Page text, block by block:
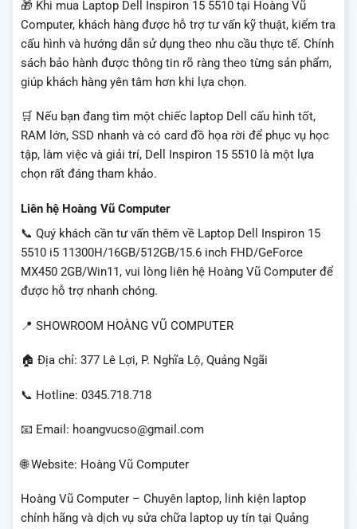
🎁 Khi mua Laptop Dell Inspiron 15 5510 tại Hoàng Vũ
Computer, khách hàng được hỗ trợ tư vấn kỹ thuật, kiểm tra
cấu hình và hướng dẫn sử dụng theo nhu cầu thực tế. Chính
sách bảo hành được thông tin rõ ràng theo từng sản phẩm,
giúp khách hàng yên tâm hơn khi lựa chọn.
🛒 Nếu bạn đang tìm một chiếc laptop Dell cấu hình tốt,
RAM lớn, SSD nhanh và có card đồ họa rời để phục vụ học
tập, làm việc và giải trí, Dell Inspiron 15 5510 là một lựa
chọn rất đáng tham khảo.
Liên hệ Hoàng Vũ Computer
📞 Quý khách cần tư vấn thêm về Laptop Dell Inspiron 15
5510 i5 11300H/16GB/512GB/15.6 inch FHD/GeForce
MX450 2GB/Win11, vui lòng liên hệ Hoàng Vũ Computer để
được hỗ trợ nhanh chóng.
📍 SHOWROOM HOÀNG VŨ COMPUTER
🏠 Địa chỉ: 377 Lê Lợi, P. Nghĩa Lộ, Quảng Ngãi
📞 Hotline: 0345.718.718
📧 Email: hoangvucso@gmail.com
🌐 Website: Hoàng Vũ Computer
Hoàng Vũ Computer – Chuyên laptop, linh kiện laptop
chính hãng và dịch vụ sửa chữa laptop uy tín tại Quảng